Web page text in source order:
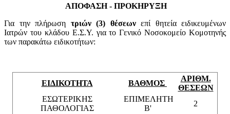
ΑΠΟΦΑΣΗ - ΠΡΟΚΗΡΥΞΗ
Για την πλήρωση τριών (3) θέσεωνεπί θητεία ειδικευμένων
Ιατρών του κλάδου Ε.Σ.Υ. για το Γενικό Νοσοκομείο Κομοτηνής
των παρακάτω ειδικοτήτων:
ΕΙΔΙΚΟΤΗΤΑ ΒΑΘΜΟΣ
ΑΡΙΘΜ.
ΘΕΣΕΩΝ
ΕΣΩΤΕΡΙΚΗΣ
ΠΑΘΟΛΟΓΙΑΣ
ΕΠΙΜΕΛΗΤΗ
Β'
2